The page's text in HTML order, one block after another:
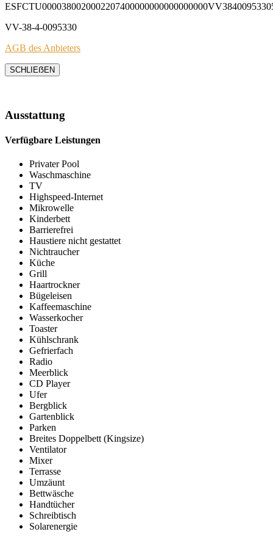
VV-38-4-0095330
AGB des Anbieters
SCHLIEẞEN
Ausstattung
Verfügbare Leistungen
Privater Pool
Waschmaschine
TV
Highspeed-Internet
Mikrowelle
Kinderbett
Barrierefrei
Haustiere nicht gestattet
Nichtraucher
Küche
Grill
Haartrockner
Bügeleisen
Kaffeemaschine
Wasserkocher
Toaster
Kühlschrank
Gefrierfach
Radio
Meerblick
CD Player
Ufer
Bergblick
Gartenblick
Parken
Breites Doppelbett (Kingsize)
Ventilator
Mixer
Terrasse
Umzäunt
Bettwäsche
Handtücher
Schreibtisch
Solarenergie